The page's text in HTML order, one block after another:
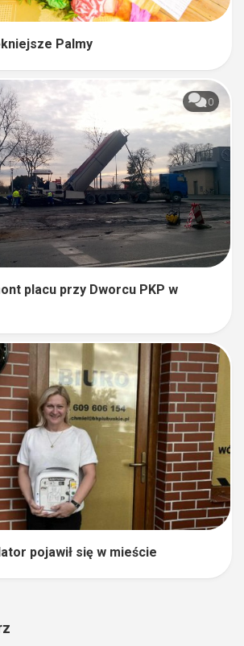
Palmy
0
placu przy Dworcu PKP w
pojawił się w mieście